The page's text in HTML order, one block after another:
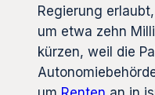
Regierung
um etwa zehn
kürzen, weil die